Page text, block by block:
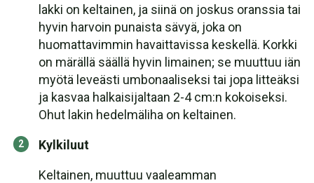
lakki on keltainen, ja siinä on joskus oranssia tai
hyvin harvoin punaista sävyä, joka on
huomattavimmin havaittavissa keskellä. Korkki
on märällä säällä hyvin limainen; se muuttuu iän
myötä leveästi umbonaaliseksi tai jopa litteäksi
ja kasvaa halkaisijaltaan 2-4 cm:n kokoiseksi.
Ohut lakin hedelmäliha on keltainen.
Kylkiluut
Keltainen, muuttuu vaaleamman